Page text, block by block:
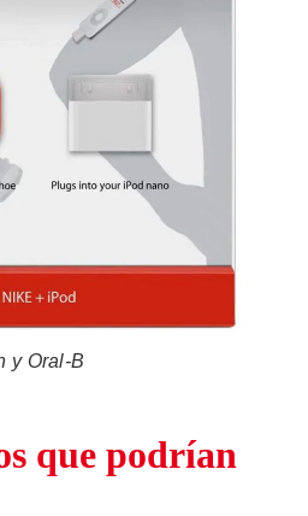
y Oral-B
que podrían